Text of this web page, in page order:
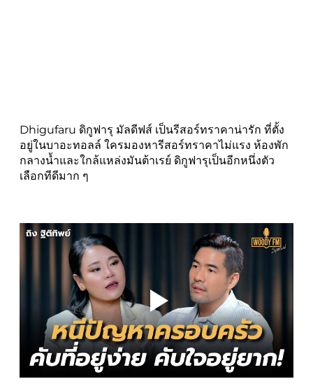
Dhigufaru ดิกูฟารุ มัลดีฟส์ เป็นรีสอร์ทราคาน่ารัก ที่ตั้ง
อยู่ในบาอะทอลล์ ใครมองหารีสอร์ทราคาไม่แรง ห้องพัก
กลางน้ำและใกล้แหล่งมันต้าเรย์ ดิกูฟารุเป็นอีกหนึ่งตัว
เลือกทีดีมาก ๆ